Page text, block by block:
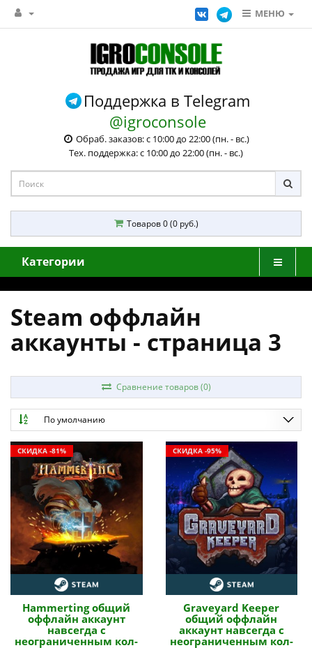
МЕНЮ
Поддержка в Telegram
@igroconsole
Обраб. заказов: с 10:00 до 22:00 (пн. - вс.)
Тех. поддержка: с 10:00 до 22:00 (пн. - вс.)
Товаров 0 (0 руб.)
Категории
Steam оффлайн
аккаунты - страница 3
Сравнение товаров (0)
По умолчанию
СКИДКА -81%
Hammerting общий
оффлайн аккаунт
навсегда с
неограниченным кол-
СКИДКА -95%
Graveyard Keeper
общий оффлайн
аккаунт навсегда с
неограниченным кол-